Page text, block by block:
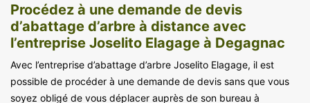
Procédez à une demande de devis
d’abattage d’arbre à distance avec
l’entreprise Joselito Elagage à Degagnac
Avec l’entreprise d’abattage d’arbre Joselito Elagage, il est
possible de procéder à une demande de devis sans que vous
soyez obligé de vous déplacer auprès de son bureau à